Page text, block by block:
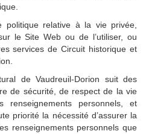
politique relative à la vie privée,
le Site Web ou de l’utiliser, ou
services de Circuit historique et
de Vaudreuil-Dorion suit des
de sécurité, de respect de la vie
personnels, et
priorité la nécessité d’assurer la
renseignements personnels que